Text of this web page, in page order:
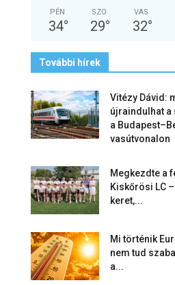
PÉN
34°
SZO
29°
VAS
32°
További hírek
Vitézy Dávid:
újraindulhat
a
vasútvonalon
Megkezdte a
Kiskőrösi LC
keret,...
Mi történik
nem tud
a...